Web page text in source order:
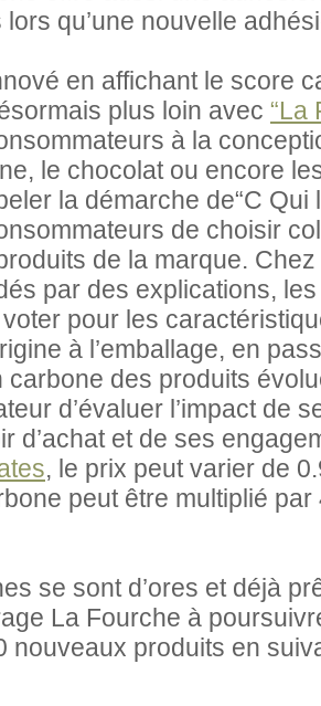
qu’une nouvelle
en affichant le score
plus loin avec “La
à la
le chocolat ou encore
la démarche de“C Qui
de choisir
de la marque.
par des explications,
pour les
à l’emballage, en
carbone des produits
d’évaluer l’impact de
d’achat et de ses
, le prix peut varier de
peut être multiplié
se sont d’ores et déjà
La Fourche à
nouveaux produits en